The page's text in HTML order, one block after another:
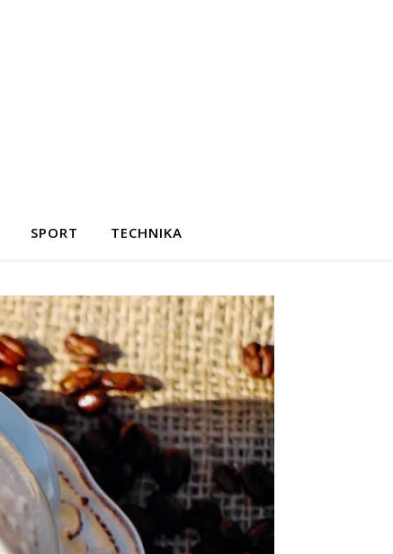
SPORT TECHNIKA